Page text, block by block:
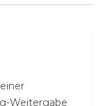
Weitergabe